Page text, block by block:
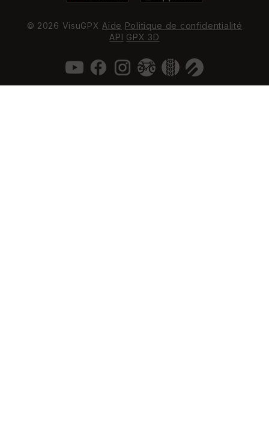
© 2026 VisuGPX Aide Politique de confidentialité
API GPX 3D